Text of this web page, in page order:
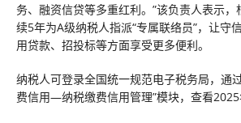
务、融资信贷等多重红利。”该负责人表示
续5年为A级纳税人指派“专属联络员”，让守
用贷款、招投标等方面享受更多便利。
纳税人可登录全国统一规范电子税务局，通
费信用—纳税缴费信用管理”模块，查看2025